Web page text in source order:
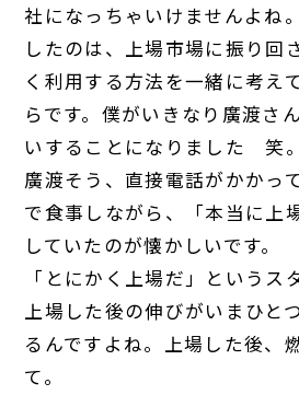
社になっちゃいけませんよね
したのは、上場市場に振り回
く利用する方法を一緒に考え
らです。僕がいきなり廣渡さ
いすることになりました 笑。
廣渡そう、直接電話がかか
で食事しながら、「本当に上
していたのが懐かしいです。
「とにかく上場だ」というス
上場した後の伸びがいまひと
るんですよね。上場した後、
て。